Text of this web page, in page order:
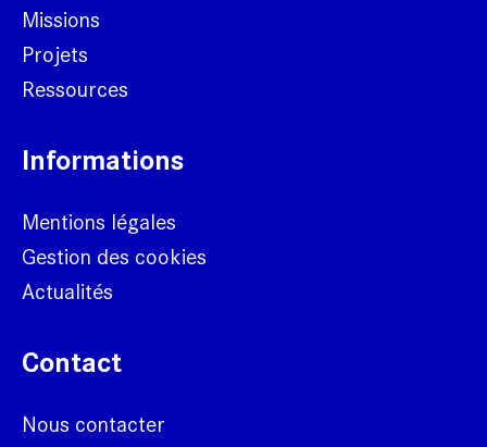
Missions
Projets
Ressources
Informations
Mentions légales
Gestion des cookies
Actualités
Contact
Nous contacter